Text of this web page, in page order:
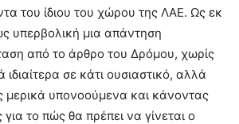
του ίδιου του χώρου της ΛΑΕ. Ως εκ
υπερβολική μια απάντηση
από το άρθρο του Δρόμου, χωρίς
σε κάτι ουσιαστικό, αλλά
μερικά υπονοούμενα και κάνοντας
για το πώς θα πρέπει να γίνεται ο